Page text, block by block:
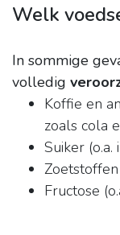
Welk
In sommige
volledig
Koffie en
zoals cola
Suiker
Fructose